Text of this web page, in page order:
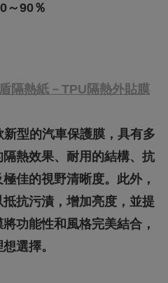
～90％
隔熱紙－TPU隔熱外貼膜
型的汽車保護膜，具有多
熱效果、耐用的結構、抗
佳的視野清晰度。此外，
抗污漬，增加亮度，並提
功能性和風格完美結合，
選擇。